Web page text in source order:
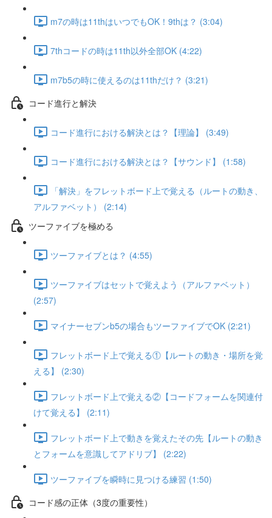
m7の時は11thはいつでもOK！9thは？ (3:04)
7thコードの時は11th以外全部OK (4:22)
m7b5の時に使えるのは11thだけ？ (3:21)
コード進行と解決
コード進行における解決とは？【理論】 (3:49)
コード進行における解決とは？【サウンド】 (1:58)
「解決」をフレットボード上で覚える（ルートの動き、
アルファベット） (2:14)
ツーファイブを極める
ツーファイブとは？ (4:55)
ツーファイブはセットで覚えよう（アルファベット）
(2:57)
マイナーセブンb5の場合もツーファイブでOK (2:21)
フレットボード上で覚える①【ルートの動き・場所を覚
える】 (2:30)
フレットボード上で覚える②【コードフォームを関連付
けて覚える】 (2:11)
フレットボード上で動きを覚えたその先【ルートの動き
とフォームを意識してアドリブ】 (2:22)
ツーファイブを瞬時に見つける練習 (1:50)
コード感の正体（3度の重要性）